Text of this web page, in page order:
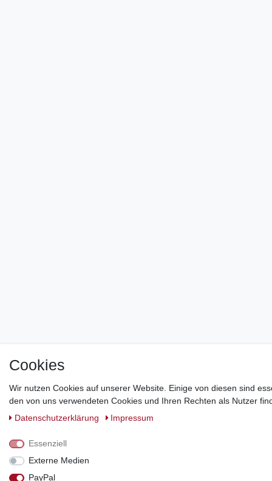
Cookies
Wir nutzen Cookies auf unserer Website. Einige von diesen sind
den von uns verwendeten Cookies und Ihren Rechten als Nutzer
Daten­schutz­erklärung
Impressum
Essenziell
Externe Medien
PayPal